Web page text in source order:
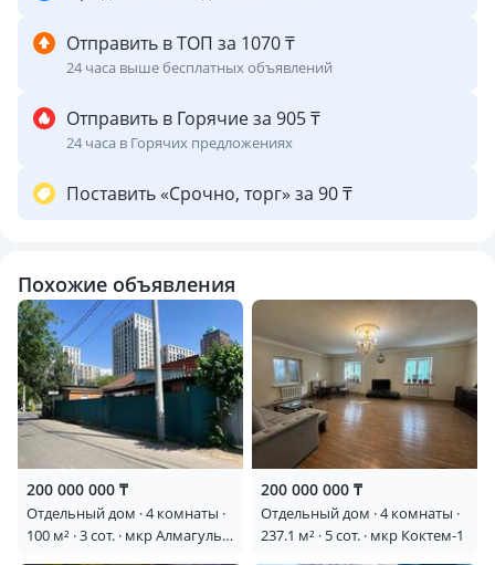
транспортной доступностью и активным развитием -
отличная инвестиция в будущее.
✔ Удобное расположение
✔ Все коммуникации подключены
✔ Подходит для комфортного проживания и инвестиций
💬 Есть торг для реального покупателя
📞 Звоните/пишите - покажем в удобное время!
Отправить в ТОП за 1070 ₸
24 часа выше бесплатных объявлений
Отправить в Горячие за 905 ₸
24 часа в Горячих предложениях
Поставить «Срочно, торг» за 90 ₸
Похожие объявления
200 000 000 ₸
Отдельный дом · 4 комнаты ·
100 м² · 3 сот. · мкр Алмагуль,
200 000 000 ₸
Отдельный дом · 4 комнаты ·
237.1 м² · 5 сот. · мкр Коктем-1